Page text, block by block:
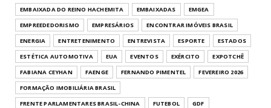
EMBAIXADA DO REINO HACHEMITA
EMBAIXADAS
EMGEA
EMPREEDEDORISMO
EMPRESÁRIOS
ENCONTRAR IMÓVEIS BRASIL
ENERGIA
ENTRETENIMENTO ENTREVISTA ESPORTE
ESTADOS
ESTÉTICA AUTOMOTIVA
EUA EVENTOS EXÉRCITO
EXPOTCHÊ
FABIANA CEYHAN
FAENGE FERNANDO PIMENTEL
FEVEREIRO 2026
FORMAÇÃO IMOBILIÁRIA BRASIL
FRENTE PARLAMENTARES BRASIL-CHINA
FUTEBOL
GDF